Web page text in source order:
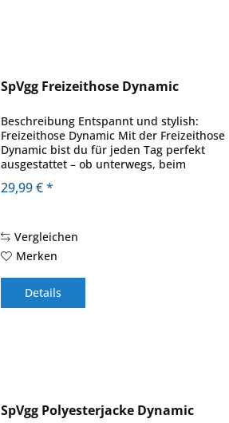
SpVgg Freizeithose Dynamic
Beschreibung Entspannt und stylish:
Freizeithose Dynamic Mit der Freizeithose
Dynamic bist du für jeden Tag perfekt
ausgestattet – ob unterwegs, beim
praktischen Seitentaschen mit
29,99 € *
Vergleichen
Merken
Details
SpVgg Polyesterjacke Dynamic